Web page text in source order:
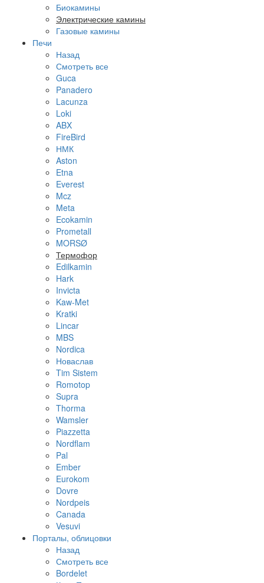
Биокамины
Электрические камины
Газовые камины
Печи
Назад
Смотреть все
Guca
Panadero
Lacunza
Loki
ABX
FireBird
НМК
Aston
Etna
Everest
Mcz
Meta
Ecokamin
Prometall
MORSØ
Термофор
Edilkamin
Hark
Invicta
Kaw-Met
Kratki
Lincar
MBS
Nordica
Новаслав
Tim Sistem
Romotop
Supra
Thorma
Wamsler
Piazzetta
Nordflam
Pal
Ember
Eurokom
Dovre
Nordpeis
Canada
Vesuvi
Порталы, облицовки
Назад
Смотреть все
Bordelet